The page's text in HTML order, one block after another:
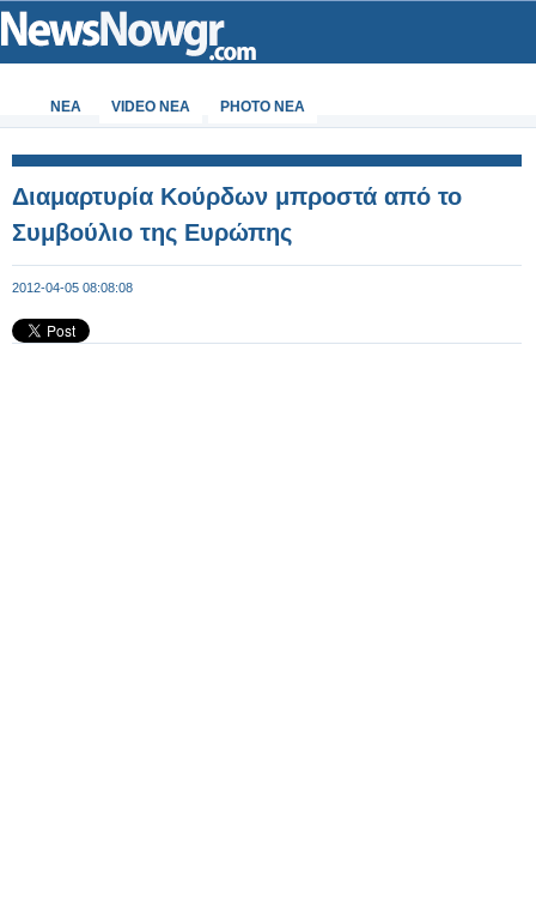
ΝΕΑ VIDEO NEA PHOTO NEA
Διαμαρτυρία Κούρδων μπροστά από το
Συμβούλιο της Ευρώπης
2012-04-05 08:08:08